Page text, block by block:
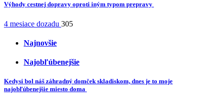
Výhody cestnej dopravy oproti iným typom prepravy
4 mesiace dozadu 305
Najnovšie
Najobľúbenejšie
Kedysi bol náš záhradný domček skladiskom, dnes je to moje
najobľúbenejšie miesto doma